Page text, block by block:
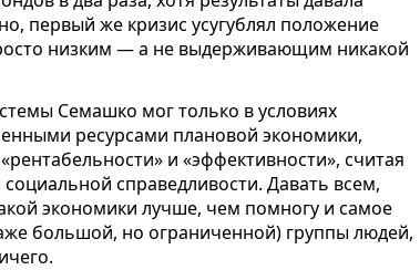
первый же кризис усугублял положение
низким — а не выдерживающим никакой
Семашко мог только в условиях
ресурсами плановой экономики,
и «эффективности», считая
справедливости. Давать всем,
экономики лучше, чем помногу и самое
большой, но ограниченной) группы людей,